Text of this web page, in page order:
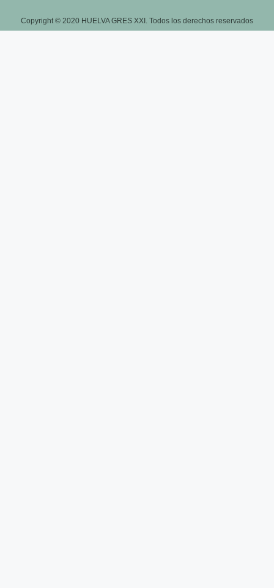
Copyright © 2020 HUELVA GRES XXI. Todos los derechos reservados